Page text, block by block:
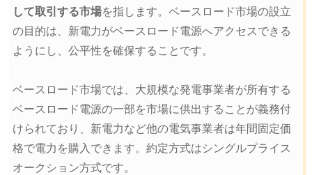
して取引する市場を指します。ベースロード市場の設立
の目的は、新電力がベースロード電源へアクセスできる
ようにし、公平性を確保することです。
ベースロード市場では、大規模な発電事業者が所有する
ベースロード電源の一部を市場に供出することが義務付
けられており、新電力など他の電気事業者は年間固定価
格で電力を購入できます。約定方式はシングルプライス
オークション方式です。